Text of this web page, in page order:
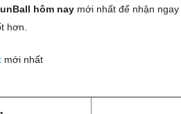
hôm nay mới nhất để nhận
hơn.
mới nhất